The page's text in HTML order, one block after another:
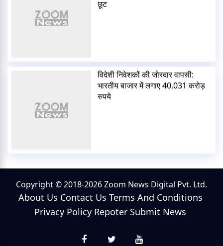
छूट
विदेशी निवेशकों की जोरदार वापसी:
भारतीय बाजार में लगाए 40,031 करोड़
रुपये
Copyright © 2018-2026 Zoom News Digital Pvt. Ltd.
About Us Contact Us Terms And Conditions
Privacy Policy Repoter Submit News